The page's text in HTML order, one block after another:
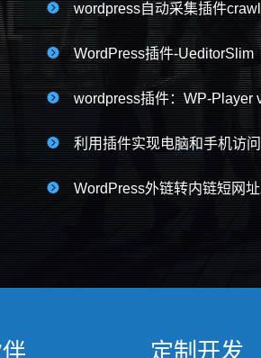
 wordpress自动采集插件
 WordPress插件-UeditorSlim
 wordpress插件：WP-Player
 利用插件实现电脑和手机访
 WordPress外链转内链短网
定制开发